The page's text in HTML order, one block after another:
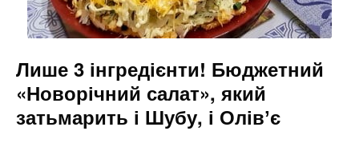
Лише 3 інгредієнти! Бюджетний
«Новорічний салат», який
затьмарить і Шубу, і Олівʼє